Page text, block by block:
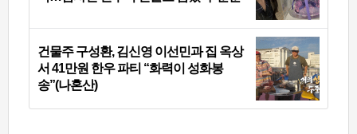
건물주 구성환, 김신영 이선민과 집 옥상
서 41만원 한우 파티 “화력이 성화봉
송”(나혼산)